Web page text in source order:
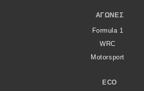
ΑΓΏΝΕΣ
Formula 1
WRC
Motorsport
ECO